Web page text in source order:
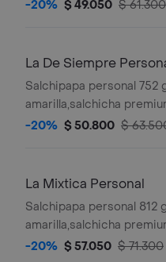
guayabo premium y
verde,ajo,bbq honey
-20% $ 49.050 $ 61.300
La De Siempre
Salchipapa personal 752
amarilla,salchicha
gratinado, carne
-20% $ 50.800 $
La Mixtica Personal
Salchipapa personal 812
amarilla,salchicha
gratinado, carne
-20% $ 57.050 $ 71.300